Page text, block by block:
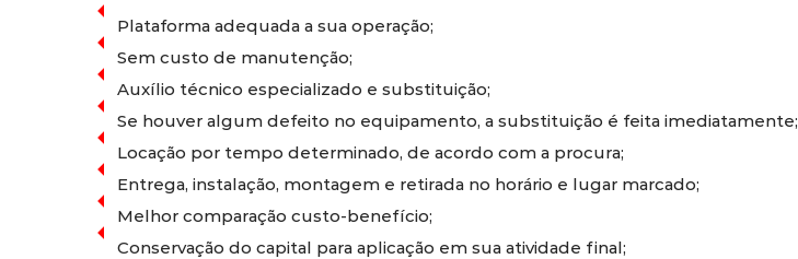
Plataforma adequada a sua operação;
Sem custo de manutenção;
Auxílio técnico especializado e substituição;
Se houver algum defeito no equipamento, a substituição é feita imediatamente;
Locação por tempo determinado, de acordo com a procura;
Entrega, instalação, montagem e retirada no horário e lugar marcado;
Melhor comparação custo-benefício;
Conservação do capital para aplicação em sua atividade final;